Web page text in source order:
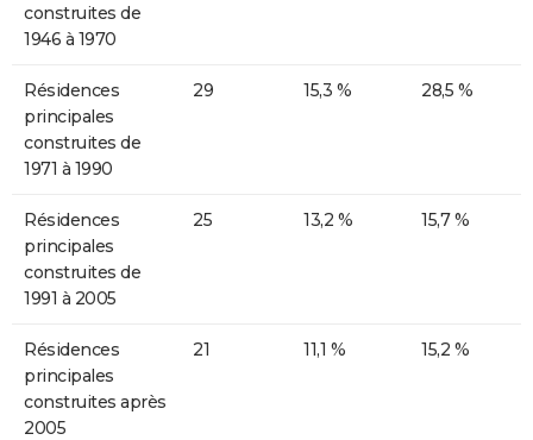
construites de
1946 à 1970
Résidences
principales
construites de
1971 à 1990
29 15,3 % 28,5 %
Résidences
principales
construites de
1991 à 2005
25 13,2 % 15,7 %
Résidences
principales
construites après
2005
21 11,1 % 15,2 %